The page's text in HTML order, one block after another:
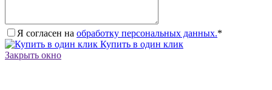
Я согласен на обработку персональных данных.*
Купить в один клик
Закрыть окно